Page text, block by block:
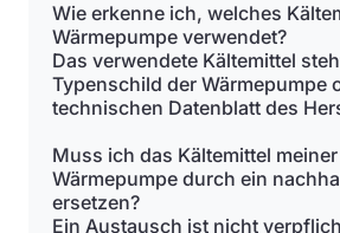
Wie erkenne ich, welches
Wärmepumpe verwendet?
Das verwendete Kältemittel
Typenschild der Wärmepumpe
technischen Datenblatt des
Muss ich das Kältemittel
Wärmepumpe durch ein
ersetzen?
Ein Austausch ist nicht